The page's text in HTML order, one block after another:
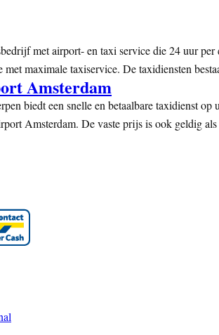
met airport- en taxi service die 24 uur
maximale taxiservice. De taxidiensten
Amsterdam
biedt een snelle en betaalbare taxidienst
Amsterdam. De vaste prijs is ook geldig